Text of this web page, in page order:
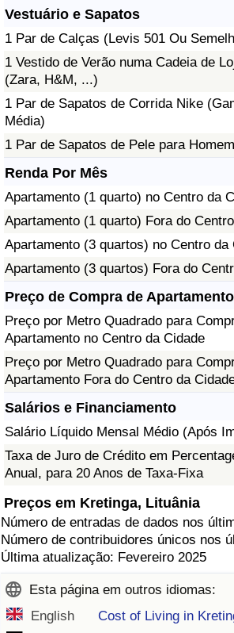
Vestuário e Sapatos
1 Par de Calças (Levis 501 Ou
1 Vestido de Verão numa Cadeia de
(Zara, H&M, ...)
1 Par de Sapatos de Corrida Nike
Média)
1 Par de Sapatos de Pele para Homem
Renda Por Mês
Apartamento (1 quarto) no Centro da
Apartamento (1 quarto) Fora do Centro
Apartamento (3 quartos) no Centro da
Apartamento (3 quartos) Fora do
Preço de Compra de Apartamento
Preço por Metro Quadrado para
Apartamento no Centro da Cidade
Preço por Metro Quadrado para
Apartamento Fora do Centro da
Salários e Financiamento
Salário Líquido Mensal Médio (Após
Taxa de Juro de Crédito em
Anual, para 20 Anos de Taxa-Fixa
Preços em Kretinga, Lituânia
Número de entradas de dados nos
Número de contribuidores únicos nos
Última atualização: Fevereiro 2025
Esta página em outros idiomas:
English
Cost of Living in